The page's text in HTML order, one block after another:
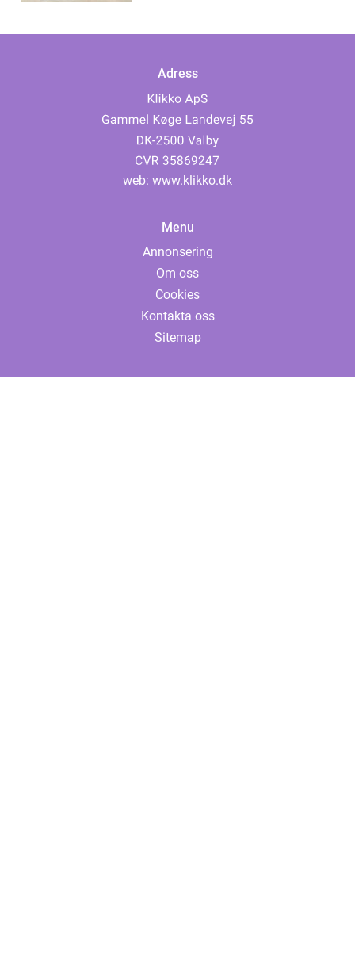
Adress
web: www.klikko.dk
Menu
Annonsering
Om oss
Cookies
Kontakta oss
Sitemap